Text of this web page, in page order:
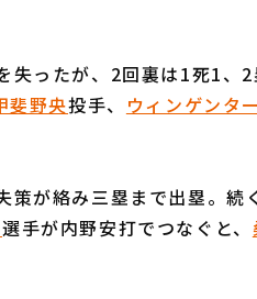
失ったが、2回裏は1死1、
斐野央投手、 ウィンゲンタ
策が絡み三塁まで出塁。続
選手が内野安打でつなぐと、